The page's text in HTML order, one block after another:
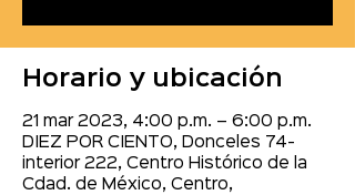
Horario y ubicación
21 mar 2023, 4:00 p.m. – 6:00 p.m.
DIEZ POR CIENTO, Donceles 74-
interior 222, Centro Histórico de la
Cdad. de México, Centro,